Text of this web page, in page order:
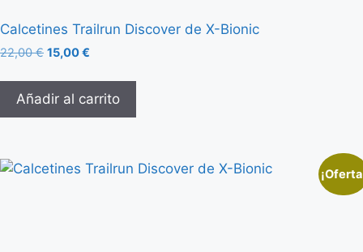
Calcetines Trailrun Discover de X-Bionic
22,00€ 15,00€
Añadir al carrito